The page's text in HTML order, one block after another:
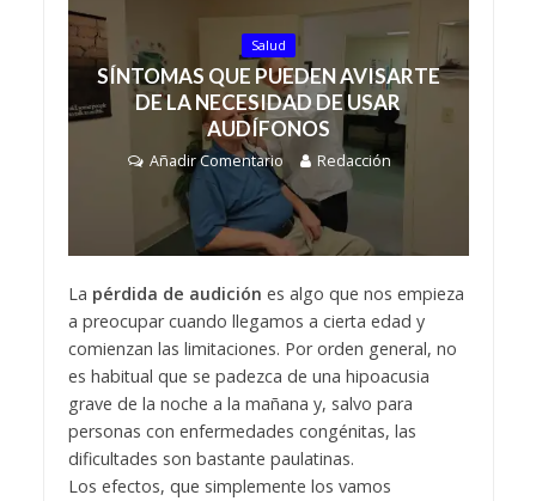
Salud
SÍNTOMAS QUE PUEDEN AVISARTE
DE LA NECESIDAD DE USAR
AUDÍFONOS
Añadir Comentario Redacción
La pérdida de audición es algo que nos empieza
a preocupar cuando llegamos a cierta edad y
comienzan las limitaciones. Por orden general, no
es habitual que se padezca de una hipoacusia
grave de la noche a la mañana y, salvo para
personas con enfermedades congénitas, las
dificultades son bastante paulatinas.
Los efectos, que simplemente los vamos